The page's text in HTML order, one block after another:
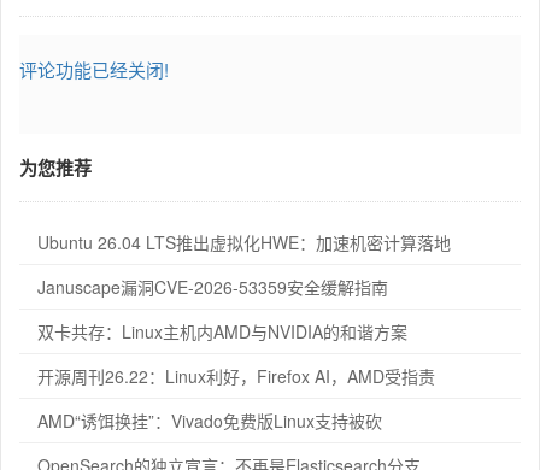
评论功能已经关闭!
为您推荐
Ubuntu 26.04 LTS推出虚拟化HWE：加速机密计算落地
Januscape漏洞CVE-2026-53359安全缓解指南
双卡共存：Linux主机内AMD与NVIDIA的和谐方案
开源周刊26.22：Linux利好，Firefox AI，AMD受指责
AMD“诱饵换挂”：Vivado免费版Linux支持被砍